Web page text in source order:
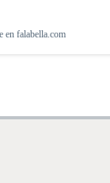
en falabella.com